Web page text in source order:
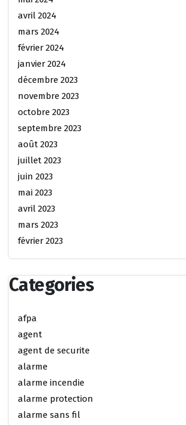
avril 2024
mars 2024
février 2024
janvier 2024
décembre 2023
novembre 2023
octobre 2023
septembre 2023
août 2023
juillet 2023
juin 2023
mai 2023
avril 2023
mars 2023
février 2023
Categories
afpa
agent
agent de securite
alarme
alarme incendie
alarme protection
alarme sans fil